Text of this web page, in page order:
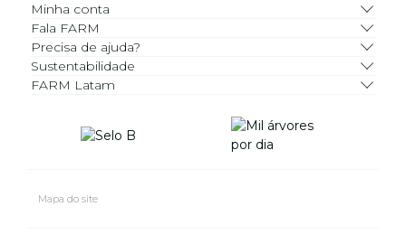
Minha conta
Fala FARM
Precisa de ajuda?
Sustentabilidade
FARM Latam
Mapa do site